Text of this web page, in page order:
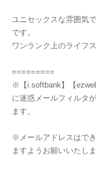
ユニセックスな雰囲気
です。
ワンランク上のライフ
=========
※【i.softbank】【
に迷惑メールフィルタ
ます。
※メールアドレスはで
ますようお願いいたしま